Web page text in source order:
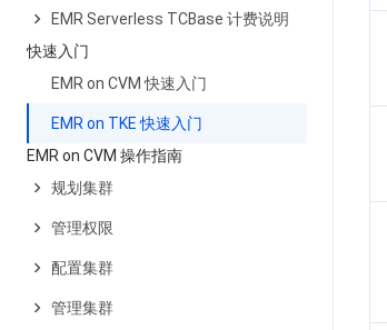
EMR Serverless TCBase 计费说明
快速入门
EMR on CVM 快速入门
EMR on TKE 快速入门
EMR on CVM 操作指南
规划集群
管理权限
配置集群
管理集群